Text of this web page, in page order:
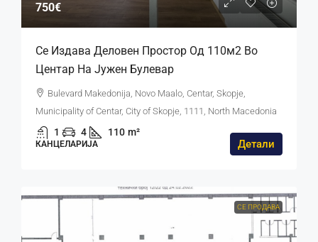
750€
Се Издава Деловен Простор Од 110м2 Во
Центар На Јужен Булевар
Bulevard Makedonija, Novo Maalo, Centar, Skopje,
Municipality of Centar, City of Skopje, 1111, North Macedonia
1 4 110 m²
КАНЦЕЛАРИЈА Детали
СЕ ПРОДАВА